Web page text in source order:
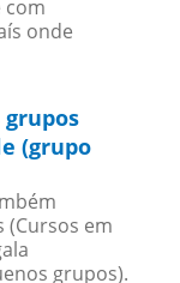
com
onde
(grupo
em
grupos).